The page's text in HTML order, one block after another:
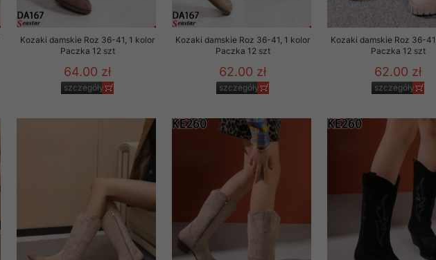
Kozaki damskie Roz 36-41, 1 kolor
Paczka 12 szt
64.00 zł
szczegóły
Kozaki damskie Roz 36-41, 1 kolor
Paczka 12 szt
62.00 zł
szczegóły
Kozaki damskie Roz 36-
Paczka 12 szt
62.00 zł
szczegóły